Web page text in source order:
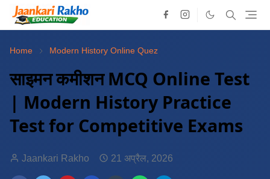
Home Modern History Online Quez
साइमन कमीशन MCQ Online Test
| Modern History Practice
Test for Competitive Exams
Jaankari Rakho 21 अप्रैल, 2026